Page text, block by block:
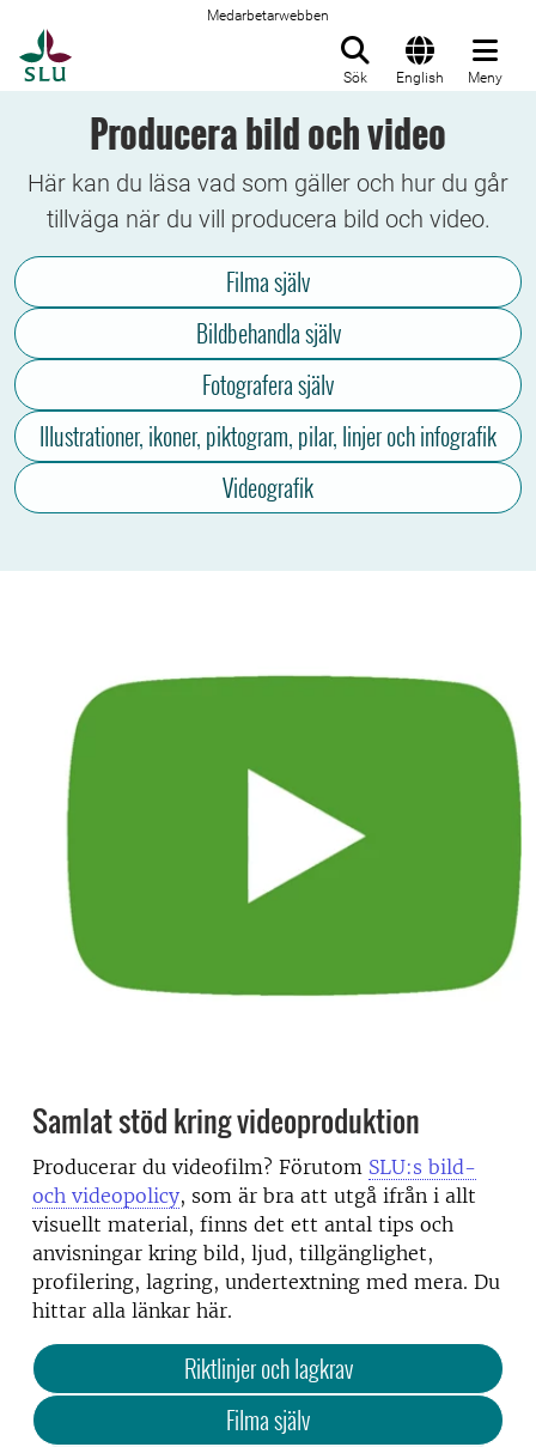
Medarbetarwebben
Sök English Meny
Producera bild och video
Här kan du läsa vad som gäller och hur du går
tillväga när du vill producera bild och video.
Filma själv
Bildbehandla själv
Fotografera själv
Illustrationer, ikoner, piktogram, pilar, linjer och infografik
Videografik
Samlat stöd kring videoproduktion
Producerar du videofilm? Förutom SLU:s bild-
och videopolicy, som är bra att utgå ifrån i allt
visuellt material, finns det ett antal tips och
anvisningar kring bild, ljud, tillgänglighet,
profilering, lagring, undertextning med mera. Du
hittar alla länkar här.
Riktlinjer och lagkrav
Filma själv